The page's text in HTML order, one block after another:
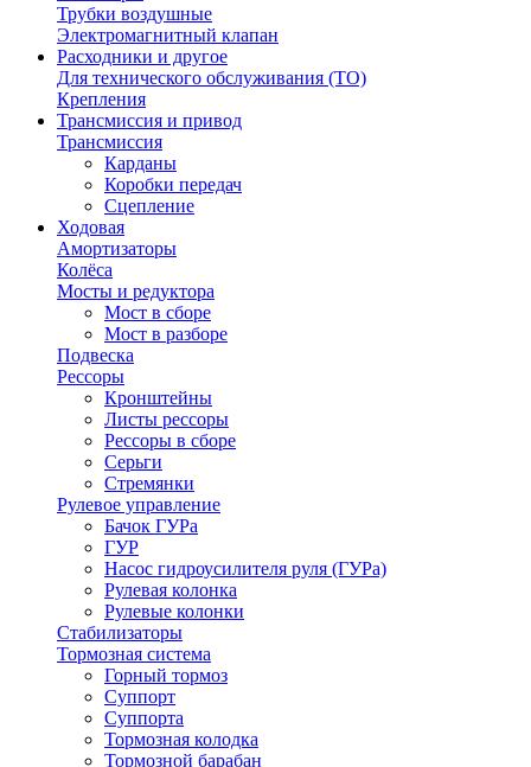
Трубки воздушные
Электромагнитный клапан
Расходники и другое
Для технического обслуживания (ТО)
Крепления
Трансмиссия и привод
Трансмиссия
Карданы
Коробки передач
Сцепление
Ходовая
Амортизаторы
Колёса
Мосты и редуктора
Мост в сборе
Мост в разборе
Подвеска
Рессоры
Кронштейны
Листы рессоры
Рессоры в сборе
Серьги
Стремянки
Рулевое управление
Бачок ГУРа
ГУР
Насос гидроусилителя руля (ГУРа)
Рулевая колонка
Рулевые колонки
Стабилизаторы
Тормозная система
Горный тормоз
Суппорт
Суппорта
Тормозная колодка
Тормозной барабан